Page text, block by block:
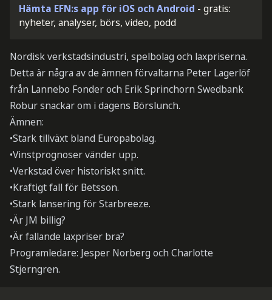
Hämta EFN:s app för iOS och Android - gratis:
nyheter, analyser, börs, video, podd
Nordisk verkstadsindustri, spelbolag och laxpriserna.
Detta är några av de ämnen förvaltarna Peter Lagerlöf
från Lannebo Fonder och Erik Sprinchorn Swedbank
Robur snackar om i dagens Börslunch.
Ämnen:
•Stark tillväxt bland Europabolag.
•Vinstprognoser vänder upp.
•Verkstad över historiskt snitt.
•Kraftigt fall för Betsson.
•Stark lansering för Starbreeze.
•Är JM billig?
•Är fallande laxpriser bra?
Programledare: Jesper Norberg och Charlotte
Stjerngren.